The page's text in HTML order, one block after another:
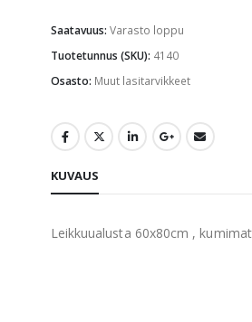
Saatavuus: Varasto loppu
Tuotetunnus (SKU): 4140
Osasto: Muut lasitarvikkeet
KUVAUS
Leikkuualusta 60x80cm ,